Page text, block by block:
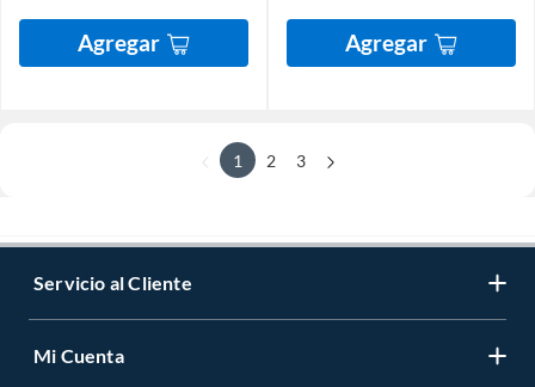
Agregar Agregar
1 2 3
Servicio al Cliente
Mi Cuenta